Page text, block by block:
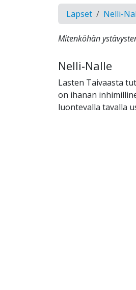
Lapset Nelli-
Mitenköhän
Nelli-Nalle
Lasten Taivaasta
on ihanan
luontevalla tavalla